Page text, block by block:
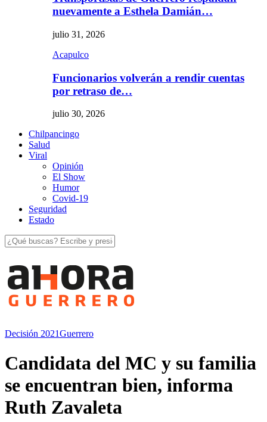
nuevamente a Esthela Damián…
julio 31, 2026
Acapulco
Funcionarios volverán a rendir cuentas
por retraso de…
julio 30, 2026
Chilpancingo
Salud
Viral
Opinión
El Show
Humor
Covid-19
Seguridad
Estado
Decisión 2021Guerrero
Candidata del MC y su familia
se encuentran bien, informa
Ruth Zavaleta